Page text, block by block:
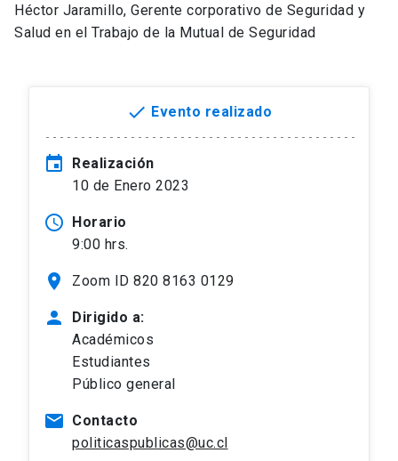
Héctor Jaramillo, Gerente corporativo de Seguridad y
Salud en el Trabajo de la Mutual de Seguridad
done Evento realizado
event
Realización
10 de Enero 2023
access_time Horario
9:00 hrs.
location_on Zoom ID 820 8163 0129
person
Dirigido a:
Académicos
Estudiantes
Público general
mail Contacto
politicaspublicas@uc.cl